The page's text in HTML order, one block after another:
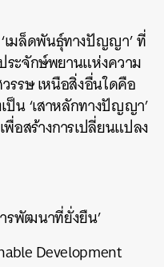
เมล็ดพันธุ์ทางปัญญา’ ที่
ระจักษ์พยานแห่งความ
รรษ เหนือสิ่งอื่นใดคือ
ป็น ‘เสาหลักทางปัญญา’
สร้างการเปลี่ยนแปลง
รพัฒนาที่ยั่งยืน’
Development